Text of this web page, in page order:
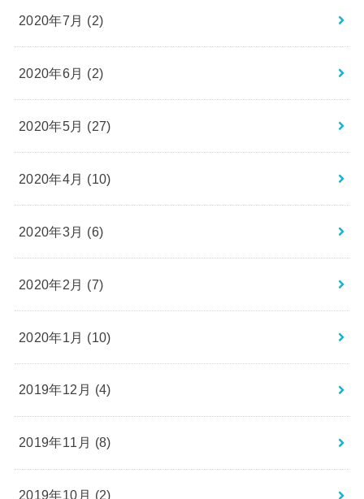
2020年7月 (2)
2020年6月 (2)
2020年5月 (27)
2020年4月 (10)
2020年3月 (6)
2020年2月 (7)
2020年1月 (10)
2019年12月 (4)
2019年11月 (8)
2019年10月 (2)